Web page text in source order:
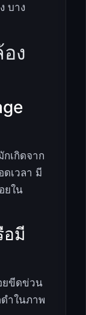
บาง
ง
เกิดจาก
ดเวลา มี
ยใน
อมี
ยขีดข่วน
ำในภาพ